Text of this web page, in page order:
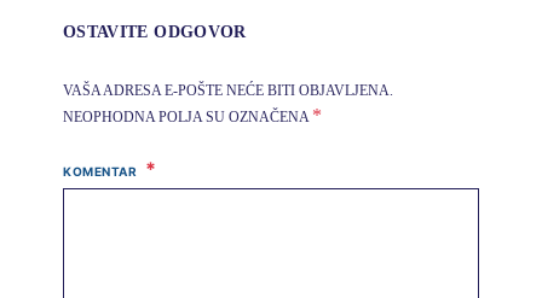
OSTAVITE ODGOVOR
VAŠA ADRESA E-POŠTE NEĆE BITI OBJAVLJENA.
NEOPHODNA POLJA SU OZNAČENA *
KOMENTAR